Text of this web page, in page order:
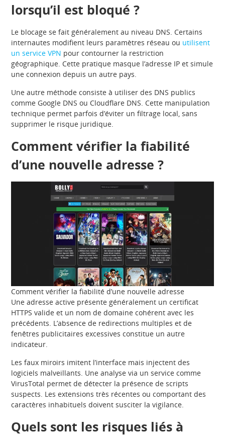
lorsqu’il est bloqué ?
Le blocage se fait généralement au niveau DNS. Certains
internautes modifient leurs paramètres réseau ou utilisent
un service VPN pour contourner la restriction
géographique. Cette pratique masque l’adresse IP et simule
une connexion depuis un autre pays.
Une autre méthode consiste à utiliser des DNS publics
comme Google DNS ou Cloudflare DNS. Cette manipulation
technique permet parfois d’éviter un filtrage local, sans
supprimer le risque juridique.
Comment vérifier la fiabilité
d’une nouvelle adresse ?
Comment vérifier la fiabilité d’une nouvelle adresse
Une adresse active présente généralement un certificat
HTTPS valide et un nom de domaine cohérent avec les
précédents. L’absence de redirections multiples et de
fenêtres publicitaires excessives constitue un autre
indicateur.
Les faux miroirs imitent l’interface mais injectent des
logiciels malveillants. Une analyse via un service comme
VirusTotal permet de détecter la présence de scripts
suspects. Les extensions très récentes ou comportant des
caractères inhabituels doivent susciter la vigilance.
Quels sont les risques liés à